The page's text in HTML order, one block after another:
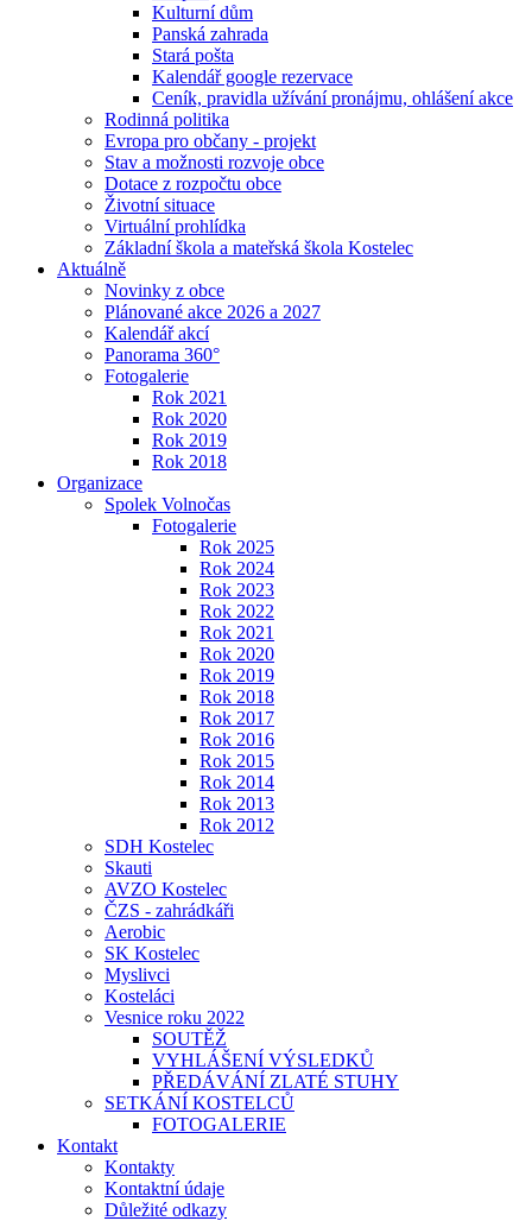
Kulturní dům
Panská zahrada
Stará pošta
Kalendář google rezervace
Ceník, pravidla užívání pronájmu, ohlášení akce
Rodinná politika
Evropa pro občany - projekt
Stav a možnosti rozvoje obce
Dotace z rozpočtu obce
Životní situace
Virtuální prohlídka
Základní škola a mateřská škola Kostelec
Aktuálně
Novinky z obce
Plánované akce 2026 a 2027
Kalendář akcí
Panorama 360°
Fotogalerie
Rok 2021
Rok 2020
Rok 2019
Rok 2018
Organizace
Spolek Volnočas
Fotogalerie
Rok 2025
Rok 2024
Rok 2023
Rok 2022
Rok 2021
Rok 2020
Rok 2019
Rok 2018
Rok 2017
Rok 2016
Rok 2015
Rok 2014
Rok 2013
Rok 2012
SDH Kostelec
Skauti
AVZO Kostelec
ČZS - zahrádkáři
Aerobic
SK Kostelec
Myslivci
Kosteláci
Vesnice roku 2022
SOUTĚŽ
VYHLÁŠENÍ VÝSLEDKŮ
PŘEDÁVÁNÍ ZLATÉ STUHY
SETKÁNÍ KOSTELCŮ
FOTOGALERIE
Kontakt
Kontakty
Kontaktní údaje
Důležité odkazy